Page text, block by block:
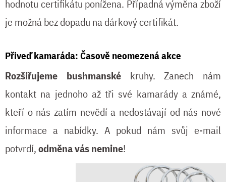
hodnotu certifikátu ponížena. Případná výměna zboží
je možná bez dopadu na dárkový certifikát.
Přiveď kamaráda: Časově neomezená akce
Rozšiřujeme bushmanské kruhy. Zanech nám
kontakt na jednoho až tři své kamarády a známé,
kteří o nás zatím nevědí a nedostávají od nás nové
informace a nabídky. A pokud nám svůj e-mail
potvrdí,odměna vás nemine!